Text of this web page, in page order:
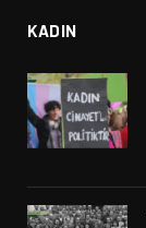
KADIN